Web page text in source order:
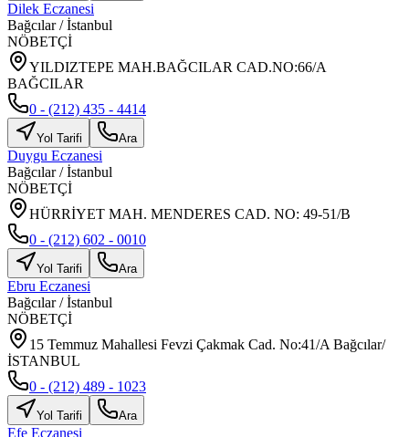
Dilek Eczanesi
Bağcılar/İstanbul
NÖBETÇİ
YILDIZTEPE MAH.BAĞCILAR CAD.NO:66/A
BAĞCILAR
0 - (212) 435 - 4414
Yol Tarifi Ara
Duygu Eczanesi
Bağcılar/İstanbul
NÖBETÇİ
HÜRRİYET MAH. MENDERES CAD. NO: 49-51/B
0 - (212) 602 - 0010
Yol Tarifi Ara
Ebru Eczanesi
Bağcılar/İstanbul
NÖBETÇİ
15 Temmuz Mahallesi Fevzi Çakmak Cad. No:41/A Bağcılar/
İSTANBUL
0 - (212) 489 - 1023
Yol Tarifi Ara
Efe Eczanesi